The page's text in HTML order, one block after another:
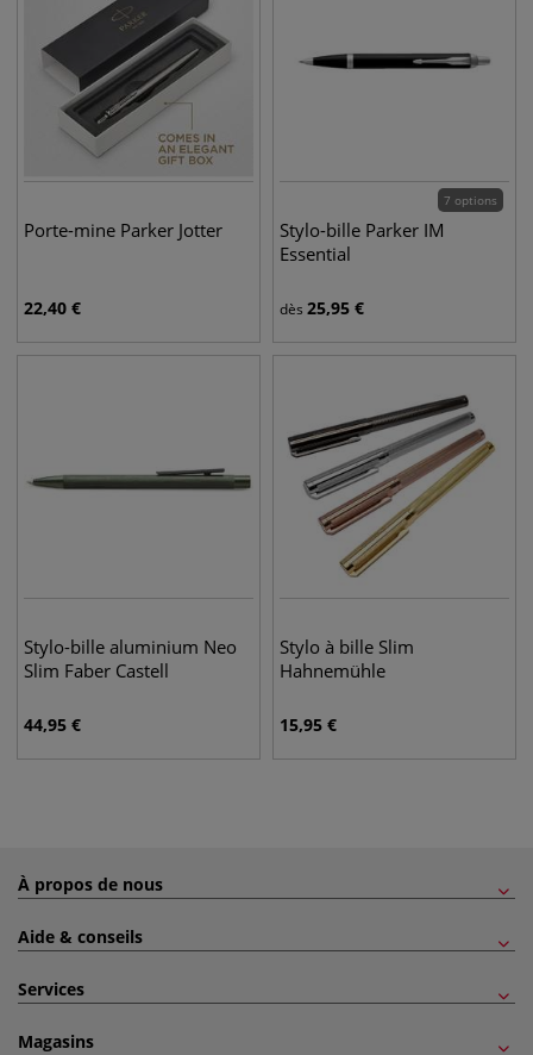
Porte-mine Parker Jotter
22,40 €
7 options
Stylo-bille Parker IM
Essential
dès 25,95 €
Stylo-bille aluminium Neo
Slim Faber Castell
44,95 €
Stylo à bille Slim
Hahnemühle
15,95 €
À propos de nous
Aide & conseils
Services
Magasins